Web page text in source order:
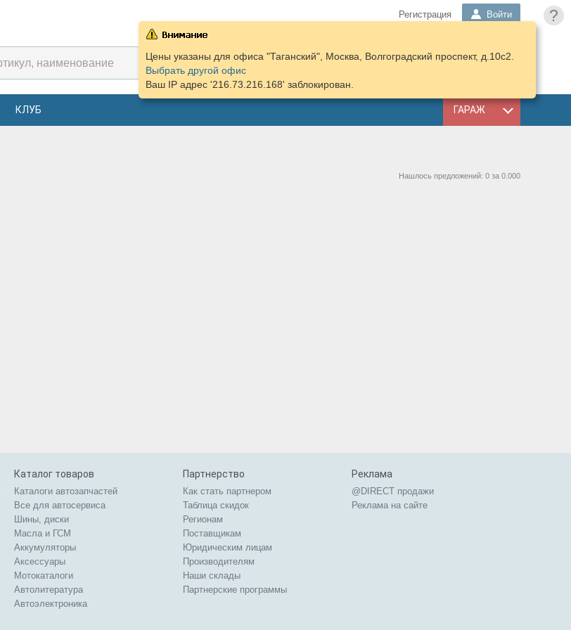
?
Регистрация Войти
КОРЗИНА
ПОДОБРАТЬ
КЛУБ ГАРАЖ
Цены указаны для офиса "Таганский", Москва, Волгоградский проспект, д.10с2.
Выбрать другой офис
Ваш IP адрес '216.73.216.168' заблокирован.
Нашлось предложений: 0 за 0.000
Каталог товаров
Каталоги автозапчастей
Все для автосервиса
Шины, диски
Масла и ГСМ
Аккумуляторы
Аксессуары
Мотокаталоги
Автолитература
Автоэлектроника
Партнерство
Как стать партнером
Таблица скидок
Регионам
Поставщикам
Юридическим лицам
Производителям
Наши склады
Партнерские программы
Реклама
@DIRECT продажи
Реклама на сайте